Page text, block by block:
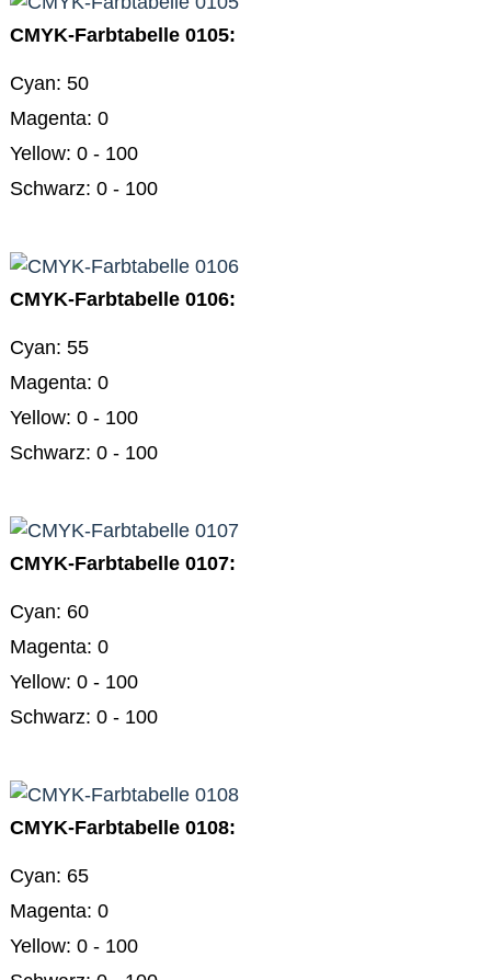
CMYK-Farbtabelle 0105:
Cyan: 50
Magenta: 0
Yellow: 0 - 100
Schwarz: 0 - 100
CMYK-Farbtabelle 0106:
Cyan: 55
Magenta: 0
Yellow: 0 - 100
Schwarz: 0 - 100
CMYK-Farbtabelle 0107:
Cyan: 60
Magenta: 0
Yellow: 0 - 100
Schwarz: 0 - 100
CMYK-Farbtabelle 0108:
Cyan: 65
Magenta: 0
Yellow: 0 - 100